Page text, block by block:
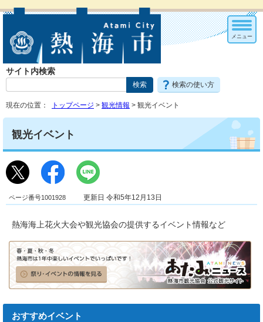
サイト内検索
検索の使い方
メニュー
現在の位置： トップページ > 観光情報 > 観光イベント
観光イベント
ページ番号1001928 更新日 令和5年12月13日
熱海海上花火大会や観光協会の提供するイベント情報など
おすすめイベント